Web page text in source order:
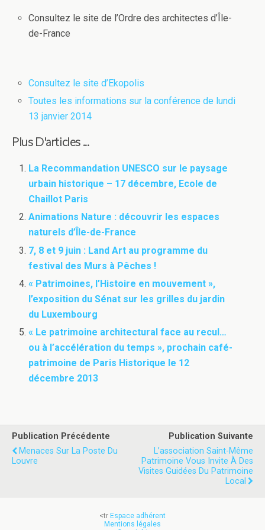
Consultez le site de l’Ordre des architectes d’Île-
de-France
Consultez le site d’Ekopolis
Toutes les informations sur la conférence de lundi
13 janvier 2014
Plus D'articles ...
La Recommandation UNESCO sur le paysage
urbain historique – 17 décembre, Ecole de
Chaillot Paris
Animations Nature : découvrir les espaces
naturels d’Île-de-France
7, 8 et 9 juin : Land Art au programme du
festival des Murs à Pêches !
« Patrimoines, l’Histoire en mouvement »,
l’exposition du Sénat sur les grilles du jardin
du Luxembourg
« Le patrimoine architectural face au recul…
ou à l’accélération du temps », prochain café-
patrimoine de Paris Historique le 12
décembre 2013
Publication Précédente
Menaces Sur La Poste Du
Louvre
Publication Suivante
L’association Saint-Même
Patrimoine Vous Invite À Des
Visites Guidées Du Patrimoine
Local
<tr Espace adhérent
Mentions légales